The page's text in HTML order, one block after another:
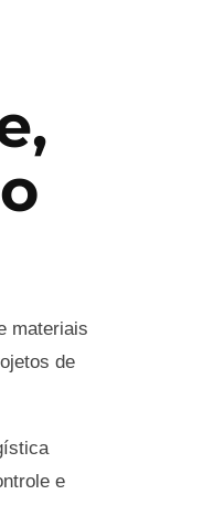
materiais
de
e